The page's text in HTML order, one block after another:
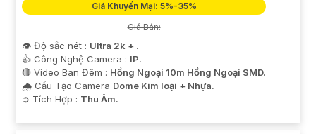
Giá Khuyến Mại: 5%-35%
Giá Bán:
👁 Độ sắc nét : Ultra 2k + .
👍 Công Nghệ Camera : IP.
🔴 Video Ban Đêm : Hồng Ngoại 10m Hồng Ngoại SMD.
🌧️ Cấu Tạo Camera Dome Kim loại + Nhựa.
️➲ Tích Hợp : Thu Âm.